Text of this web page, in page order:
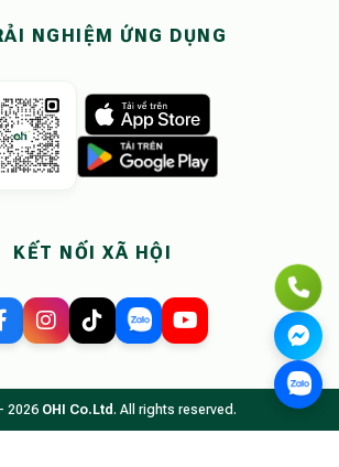
NGHIỆM ỨNG DỤNG
KẾT NỐI XÃ HỘI
2026 OHI Co.Ltd. All rights reserved.